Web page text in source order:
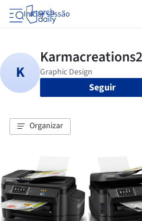
Iniciar sessão
Seguir
Organizar